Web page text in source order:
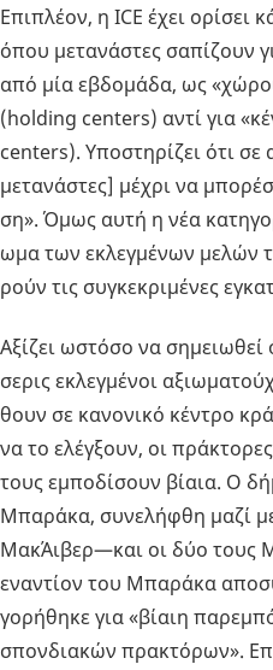
Επι­πλέ­ον, η ICE έχει ορί­σει
όπου με­τα­νά­στες σα­πί­ζουν
από μία εβδο­μά­δα, ως
(holding centers) αντί για
centers). Υπο­στη­ρί­ζει ότι σε
με­τα­νά­στες] μέχρι να
ση». Όμως αυτή η νέα
ω­μα των εκλεγ­μέ­νων μελών
ρούν τις συ­γκε­κρι­μέ­νες
Αξί­ζει ωστό­σο να
σε­ρις εκλεγ­μέ­νοι
θουν σε κα­νο­νι­κό κέ­ντρο
να το ελέγ­ξουν, οι
τους εμπο­δί­σουν βίαια. Ο
Μπα­ρά­κα, συ­νε­λή­φθη μαζί
Μα­κΆι­βερ—και οι δύο τους
ενα­ντί­ον του Μπα­ρά­κα
γο­ρή­θη­κε για «βίαιη
σπον­δια­κών πρα­κτό­ρων».